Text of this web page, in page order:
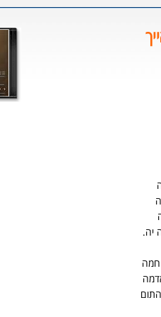
יה.
חמה